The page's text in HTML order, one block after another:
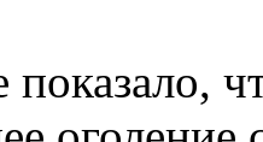
показало,